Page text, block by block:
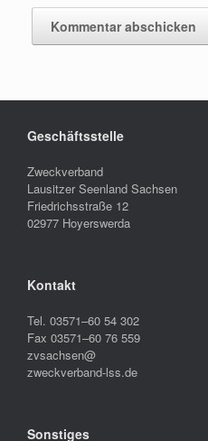
Geschäftsstelle
Zweckverband
Lausitzer Seenland Sachsen
Friedrichsstraße 12
02977 Hoyerswerda
Kontakt
Tel. 03571–60 54 302
Fax 03571–60 76 559
zvsachsen@
zweckverband-lss.de
Sonstiges